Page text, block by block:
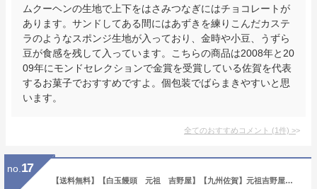
ムクーヘンの生地で上下をはさみつなぎにはチョコレートが
あります。サンドしてある間にはあずきを練りこんだカステ
ラのようなスポンジ生地が入っており、金時や小豆、うずら
豆が食感を残して入っています。こちらの商品は2008年と20
09年にモンドセレクションで金賞を受賞している佐賀を代表
するお菓子でおすすめですよ。個包装でばらまきやすいと思
います。
全てのおすすめコメント (1件) >
no. 17
【送料無料】【白玉饅頭 元祖 吉野屋】【九州佐賀】元祖吉野屋のこだわり白玉饅頭 3個入り×10袋【添加物不使用】しらたま/まんじゅう 冷凍 産地直送 佐賀県産 ギフト 国産 和菓子 和スイーツ